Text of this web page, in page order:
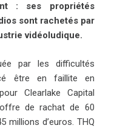
: ses propriétés
sont rachetés par
vidéoludique.
par les difficultés
être en faillite en
Clearlake Capital
de rachat de 60
millions d’euros. THQ